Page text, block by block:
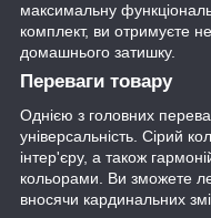
максимальну
комплект, ви отримуєте
домашнього затишку.
Переваги товару
Однією з головних
універсальність. Сірий
інтер'єру, а також
кольорами. Ви зможете
вносячи кардинальних